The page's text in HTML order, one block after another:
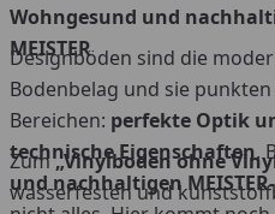
Wohngesund und
MEISTER
Designböden sind die
Bodenbelag und sie
Bereichen: perfekte Optik
technische Eigenschaften.
und nachhaltigen
Zum„Vinylboden ohne
wasserfesten und